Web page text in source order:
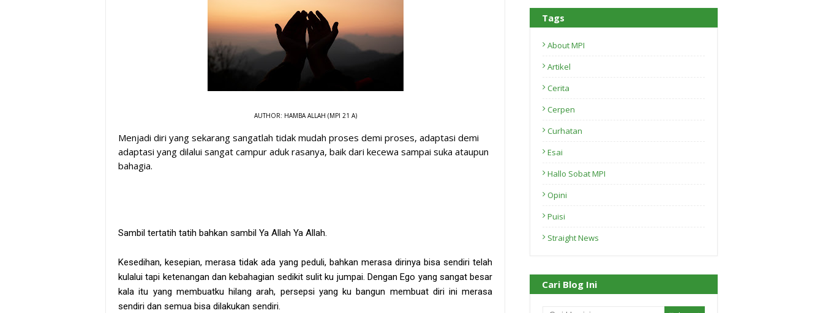
AUTHOR: HAMBA ALLAH (MPI 21 A)
Menjadi diri yang sekarang sangatlah tidak mudah proses demi proses, adaptasi demi
adaptasi yang dilalui sangat campur aduk rasanya, baik dari kecewa sampai suka ataupun
bahagia.
Sambil tertatih tatih bahkan sambil Ya Allah Ya Allah.
Kesedihan, kesepian, merasa tidak ada yang peduli, bahkan merasa dirinya bisa sendiri telah
kulalui tapi ketenangan dan kebahagian sedikit sulit ku jumpai. Dengan Ego yang sangat besar
kala itu yang membuatku hilang arah, persepsi yang ku bangun membuat diri ini merasa
sendiri dan semua bisa dilakukan sendiri.
Tags
About MPI
Artikel
Cerita
Cerpen
Curhatan
Esai
Hallo Sobat MPI
Opini
Puisi
Straight News
Cari Blog Ini